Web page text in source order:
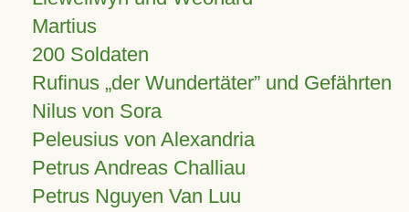
Martius
200 Soldaten
Rufinus „der Wundertäter” und Gefährten
Nilus von Sora
Peleusius von Alexandria
Petrus Andreas Challiau
Petrus Nguyen Van Luu